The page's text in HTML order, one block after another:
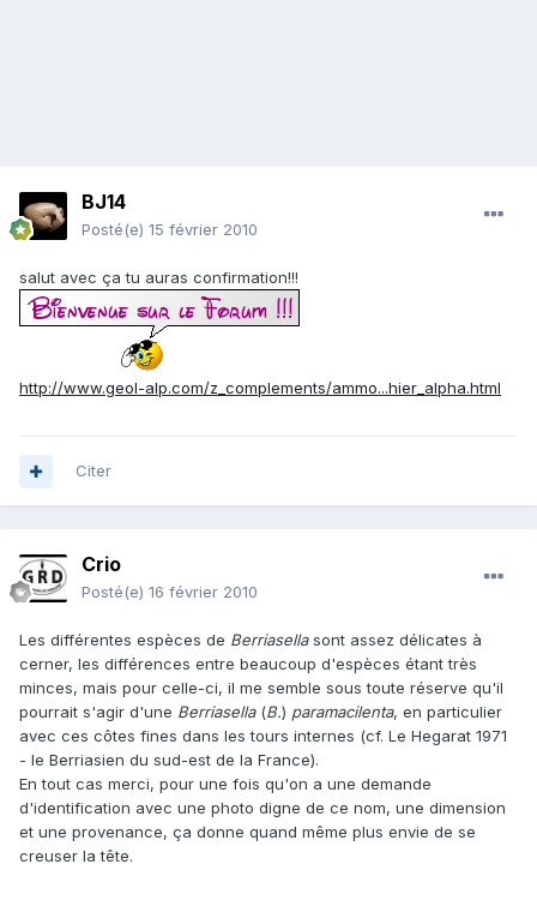
BJ14
Posté(e) 15 février 2010
salut avec ça tu auras confirmation!!!
http://www.geol-alp.com/z_complements/ammo...hier_alpha.html
Citer
Crio
Posté(e) 16 février 2010
Les différentes espèces de Berriasellasont assez délicates à
cerner, les différences entre beaucoup d'espèces étant très
minces, mais pour celle-ci, il me semble sous toute réserve qu'il
pourrait s'agir d'une Berriasella(B.) paramacilenta, en particulier
avec ces côtes fines dans les tours internes (cf. Le Hegarat 1971
- le Berriasien du sud-est de la France).
En tout cas merci, pour une fois qu'on a une demande
d'identification avec une photo digne de ce nom, une dimension
et une provenance, ça donne quand même plus envie de se
creuser la tête.